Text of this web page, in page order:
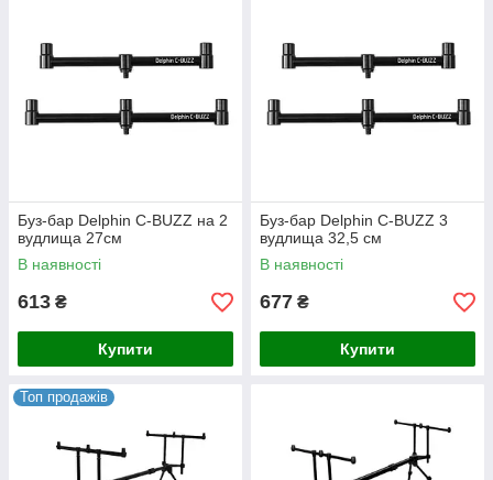
Буз-бар Delphin C-BUZZ на 2
вудлища 27см
В наявності
613 ₴
Купити
Буз-бар Delphin C-BUZZ 3
вудлища 32,5 см
В наявності
677 ₴
Купити
Топ продажів